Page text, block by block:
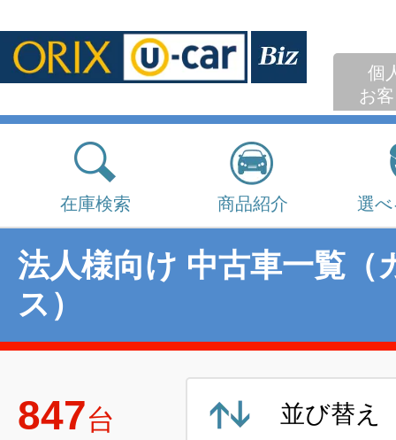
個
お
在庫検索 商品紹介 選
法人様向け 中古車一覧（
ス）
847台 並び替え